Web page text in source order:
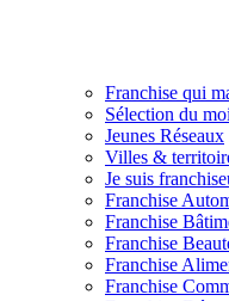
Franchise qui
Sélection du
Jeunes Réseaux
Villes &
Je suis
Franchise
Franchise
Franchise
Franchise
Franchise